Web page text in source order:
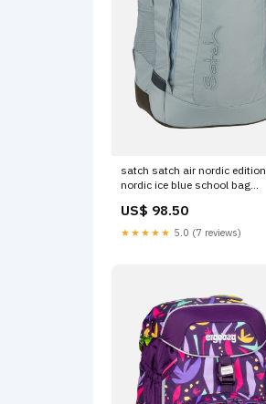
satch satch air nordic edition
nordic ice blue school bag
US$ 98.50
★★★★★ 5.0 (7 reviews)